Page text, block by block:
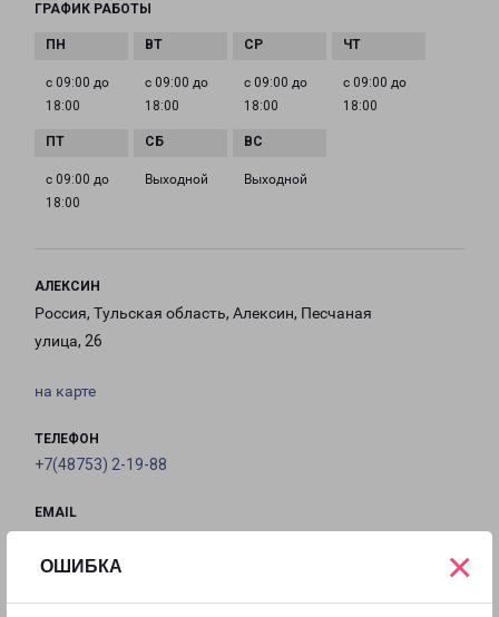
ОШИБКА ×
ГРАФИК РАБОТЫ
с 09:00 до
18:00
с 09:00 до
18:00
с 09:00 до
18:00
с 09:00 до
18:00
с 09:00 до
18:00
Выходной Выходной
АЛЕКСИН
Россия, Тульская область, Алексин, Песчаная
улица, 26
на карте
ТЕЛЕФОН
+7(48753) 2-19-88
EMAIL